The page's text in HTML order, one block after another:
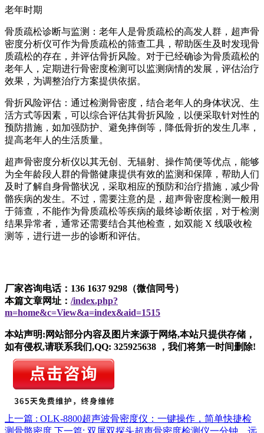
老年时期
骨质疏松诊断与监测：老年人是骨质疏松的高发人群，超声骨
密度分析仪可作为骨质疏松的筛查工具，帮助医生及时发现骨
质疏松的存在，并评估骨折风险。对于已经确诊为骨质疏松的
老年人，定期进行骨密度检测可以监测病情的发展，评估治疗
效果，为调整治疗方案提供依据。
骨折风险评估：通过检测骨密度，结合老年人的身体状况、生
活方式等因素，可以综合评估其骨折风险，以便采取针对性的
预防措施，如加强防护、避免摔倒等，降低骨折的发生几率，
提高老年人的生活质量。
超声骨密度分析仪以其无创、无辐射、操作简便等优点，能够
为全年龄段人群的骨骼健康提供有效的监测和保障，帮助人们
及时了解自身骨骼状况，采取相应的预防和治疗措施，减少骨
骼疾病的发生。不过，需要注意的是，超声骨密度检测一般用
于筛查，不能作为骨质疏松等疾病的最终诊断依据，对于检测
结果异常者，通常还需要结合其他检查，如双能 X 线吸收检
测等，进行进一步的诊断和评估。
厂家咨询电话：136 1637 9298（微信同号）
本篇文章网址： /index.php?
m=home&c=View&a=index&aid=1515
本站声明:网站部分内容及图片来源于网络,本站只提供存储，
如有侵权,请联系我们,QQ: 325925638 ，我们将第一时间删除!
上一篇 : OLK-8800超声波骨密度仪：一键操作，简单快捷检